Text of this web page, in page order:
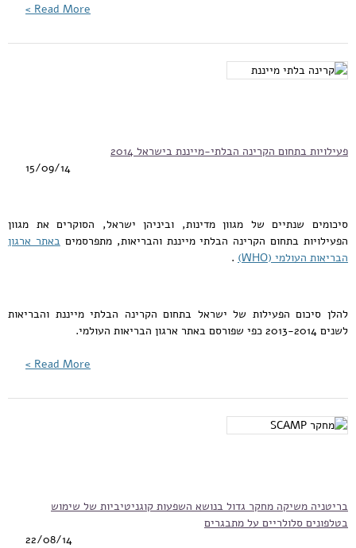
Read More >
פעילויות בתחום הקרינה הבלתי-מייננת בישראל 2014
15/09/14
סיכומים שנתיים של מגוון מדינות, וביניהן ישראל, הסוקרים את מגוון
הפעילויות בתחום הקרינה הבלתי מייננת והבריאות, מתפרסמיםבאתר ארגון
הבריאות העולמי (WHO)
.
להלן סיכום הפעילות של ישראל בתחום הקרינה הבלתי מייננת והבריאות
לשנים 2013-2014 כפי שפורסם באתר ארגון הבריאות העולמי.
Read More >
בריטניה משיקה מחקר גדול בנושא השפעות קוגניטיביות של שימוש
בטלפונים סלולריים על מתבגרים
22/08/14